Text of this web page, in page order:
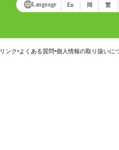
Language En 簡 繁
リンク よくある質問 個人情報の取り扱いに